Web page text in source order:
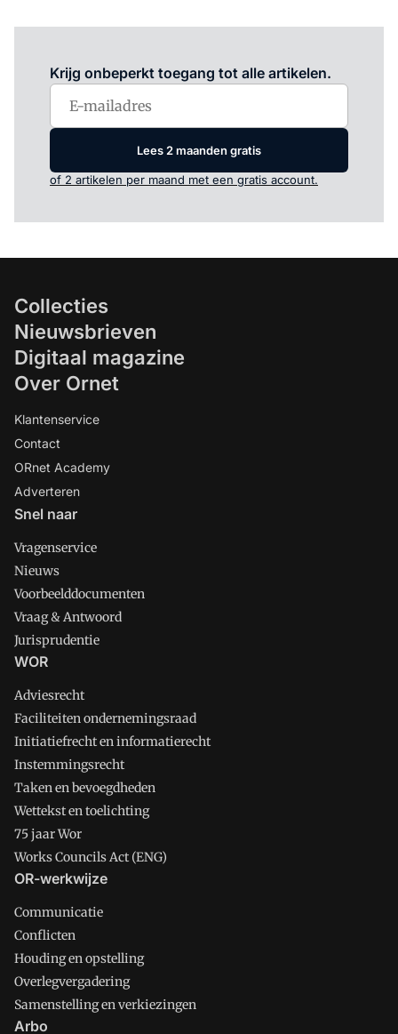
Krijg onbeperkt toegang tot alle artikelen.
Lees 2 maanden gratis
of 2 artikelen per maand met een gratis account.
Collecties
Nieuwsbrieven
Digitaal magazine
Over Ornet
Klantenservice
Contact
ORnet Academy
Adverteren
Snel naar
Vragenservice
Nieuws
Voorbeelddocumenten
Vraag & Antwoord
Jurisprudentie
WOR
Adviesrecht
Faciliteiten ondernemingsraad
Initiatiefrecht en informatierecht
Instemmingsrecht
Taken en bevoegdheden
Wettekst en toelichting
75 jaar Wor
Works Councils Act (ENG)
OR-werkwijze
Communicatie
Conflicten
Houding en opstelling
Overlegvergadering
Samenstelling en verkiezingen
Arbo